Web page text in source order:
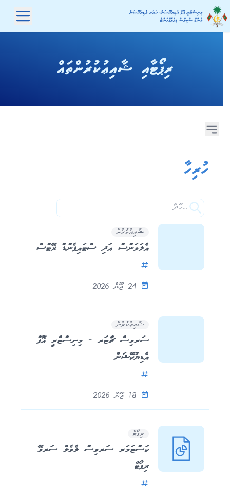
ރިޕޯޓާއި ޝާއިޢުކުރުންތައް
ހުރިހާ
ޝާއިޢުކުރުން
އެލަވަންސް އަދި ސްޓައިޕެންޑް ރޭޓްސް
-
24 ޖޫން 2026
ޝާއިޢުކުރުން
ސަރވިސް ޗާޓަރ - މިނިސްޓްރީ އޮފް
އެޑިޔުކޭޝަން
-
18 ޖޫން 2026
ރިޕޯޓް
ކަސްޓަމަރ ސަރވިސް ލެވެލް ސަރވޭ
ރިޕޯޓް
-